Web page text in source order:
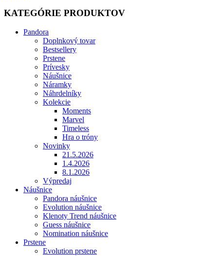
KATEGÓRIE PRODUKTOV
Pandora
Doplnkový tovar
Bestsellery
Prstene
Prívesky
Náušnice
Náramky
Náhrdelníky
Kolekcie
Moments
Marvel
Timeless
Hra o tróny
Novinky
21.5.2026
1.4.2026
8.1.2026
Výpredaj
Náušnice
Pandora náušnice
Evolution náušnice
Klenoty Trend náušnice
Guess náušnice
Nomination náušnice
Prstene
Evolution prstene